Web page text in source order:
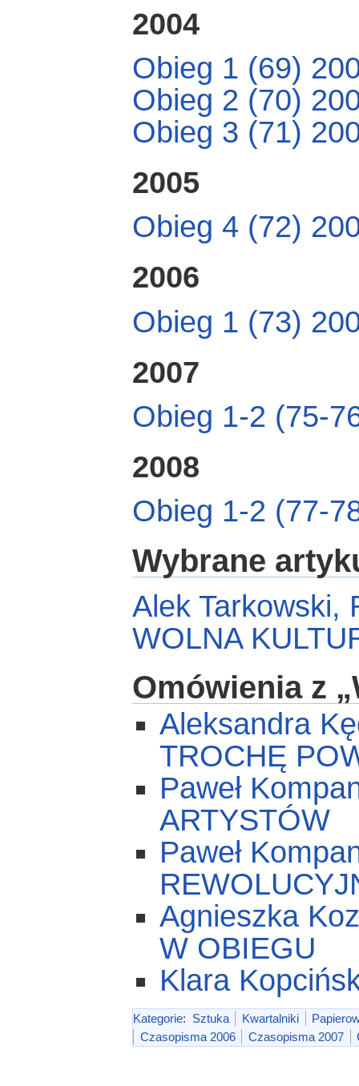
2004
Obieg 1 (69)
Obieg 2 (70)
Obieg 3 (71)
2005
Obieg 4 (72)
2006
Obieg 1 (73)
2007
Obieg 1-2 (75-
2008
Obieg 1-2 (77-
Wybrane
Alek Tarkowski,
WOLNA
Omówienia z
Aleksandra
TROCHĘ
Paweł
ARTYSTÓW
Paweł
Agnieszka
W OBIEGU
Klara
Kategorie: Sztuka Kwartalniki
Czasopisma 2006
Czasopisma 2007